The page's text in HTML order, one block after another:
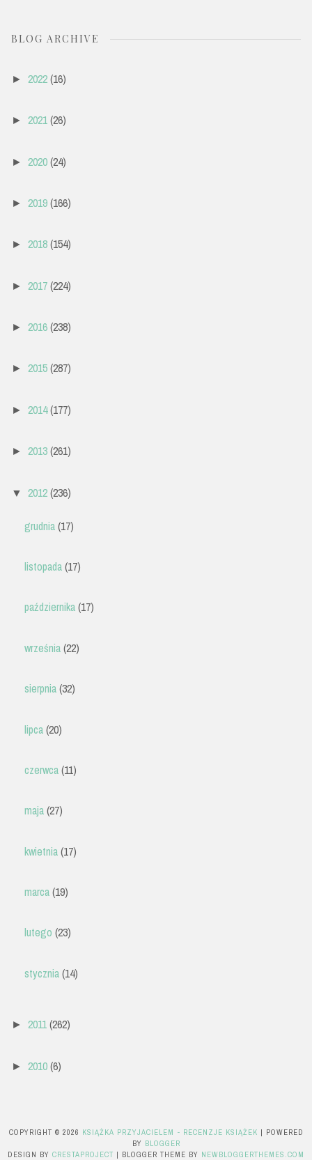
BLOG ARCHIVE
► 2022(16)
► 2021(26)
► 2020(24)
► 2019(166)
► 2018(154)
► 2017(224)
► 2016(238)
► 2015(287)
► 2014(177)
► 2013(261)
▼ 2012(236)
grudnia(17)
listopada(17)
października(17)
września(22)
sierpnia(32)
lipca(20)
czerwca(11)
maja(27)
kwietnia(17)
marca(19)
lutego (23)
stycznia(14)
► 2011(262)
► 2010(6)
COPYRIGHT © 2026 KSIĄŻKA PRZYJACIELEM - RECENZJE KSIĄŻEK | POWERED
BY BLOGGER
DESIGN BY CRESTAPROJECT | BLOGGER THEME BY NEWBLOGGERTHEMES.COM